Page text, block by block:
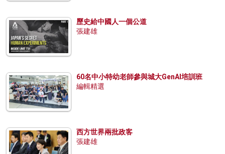
歷史給中國人一個公道
張建雄
60名中小特幼老師參與城大GenAI培訓班
編輯精選
西方世界兩批政客
張建雄